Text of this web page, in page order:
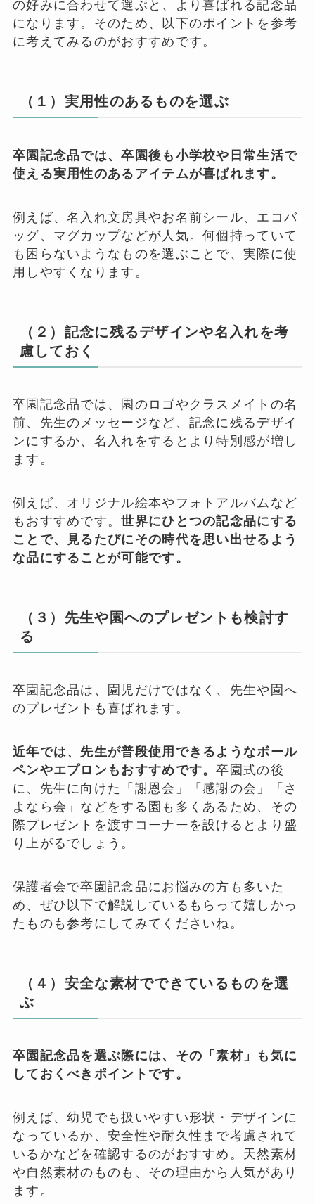
の好みに合わせて選ぶと、より喜ばれる記念品
になります。そのため、以下のポイントを参考
に考えてみるのがおすすめです。
（１）実用性のあるものを選ぶ
卒園記念品では、卒園後も小学校や日常生活で
使える実用性のあるアイテムが喜ばれます。
例えば、名入れ文房具やお名前シール、エコバ
ッグ、マグカップなどが人気。何個持っていて
も困らないようなものを選ぶことで、実際に使
用しやすくなります。
（２）記念に残るデザインや名入れを考
慮しておく
卒園記念品では、園のロゴやクラスメイトの名
前、先生のメッセージなど、記念に残るデザイ
ンにするか、名入れをするとより特別感が増し
ます。
例えば、オリジナル絵本やフォトアルバムなど
もおすすめです。世界にひとつの記念品にする
ことで、見るたびにその時代を思い出せるよう
な品にすることが可能です。
（３）先生や園へのプレゼントも検討す
る
卒園記念品は、園児だけではなく、先生や園へ
のプレゼントも喜ばれます。
近年では、先生が普段使用できるようなボール
ペンやエプロンもおすすめです。卒園式の後
に、先生に向けた「謝恩会」「感謝の会」「さ
よなら会」などをする園も多くあるため、その
際プレゼントを渡すコーナーを設けるとより盛
り上がるでしょう。
保護者会で卒園記念品にお悩みの方も多いた
め、ぜひ以下で解説しているもらって嬉しかっ
たものも参考にしてみてくださいね。
（４）安全な素材でできているものを選
ぶ
卒園記念品を選ぶ際には、その「素材」も気に
しておくべきポイントです。
例えば、幼児でも扱いやすい形状・デザインに
なっているか、安全性や耐久性まで考慮されて
いるかなどを確認するのがおすすめ。天然素材
や自然素材のものも、その理由から人気があり
ます。